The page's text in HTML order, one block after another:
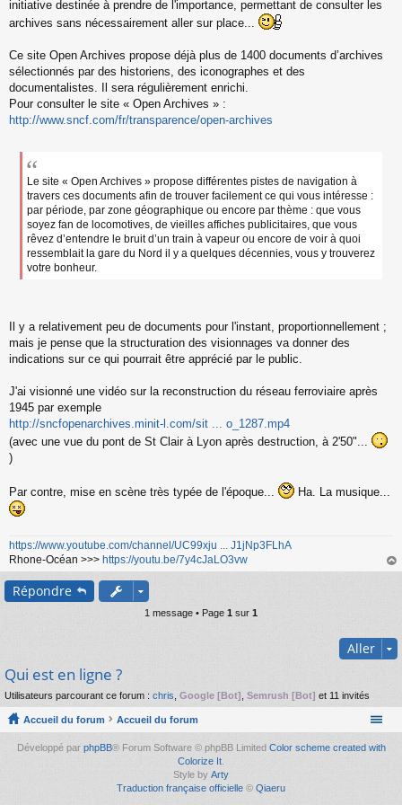
s
a
e
n
o
l
u
initiative destinée à prendre de l'importance, permettant de consulter les
archives sans nécessairement aller sur place...
Ce site Open Archives propose déjà plus de 1400 documents d’archives
sélectionnés par des historiens, des iconographes et des
documentalistes. Il sera régulièrement enrichi.
Pour consulter le site « Open Archives » :
http://www.sncf.com/fr/transparence/open-archives
Le site « Open Archives » propose différentes pistes de navigation à
travers ces documents afin de trouver facilement ce qui vous intéresse :
par période, par zone géographique ou encore par thème : que vous
soyez fan de locomotives, de vieilles affiches publicitaires, que vous
rêvez d’entendre le bruit d’un train à vapeur ou encore de voir à quoi
ressemblait la gare du Nord il y a quelques décennies, vous y trouverez
votre bonheur.
Il y a relativement peu de documents pour l'instant, proportionnellement ;
mais je pense que la structuration des visionnages va donner des
indications sur ce qui pourrait être apprécié par le public.
J'ai visionné une vidéo sur la reconstruction du réseau ferroviaire après
1945 par exemple
http://sncfopenarchives.minit-l.com/sit ... o_1287.mp4
(avec une vue du pont de St Clair à Lyon après destruction, à 2'50"...
)
Par contre, mise en scène très typée de l'époque... Ha. La musique...
https://www.youtube.com/channel/UC99xju ... J1jNp3FLhA
Rhone-Océan >>> https://youtu.be/7y4cJaLO3vw
au
Répondre
1 message • Page 1 sur 1
Aller
Qui est en ligne ?
Utilisateurs parcourant ce forum : chris, Google [Bot] , Semrush [Bot] et 11 invités
Accueil du forum Accueil du forum
Développé par phpBB® Forum Software © phpBB Limited Color scheme created with
Colorize It
Style by Arty
Traduction française officielle © Qiaeru